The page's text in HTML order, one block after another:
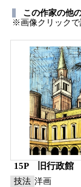
この作家の他
※画像クリックで
15P 旧行政館
技法 洋画